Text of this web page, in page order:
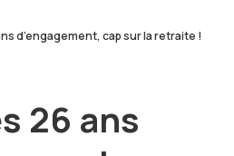
d’engagement, cap sur la retraite !
26 ans